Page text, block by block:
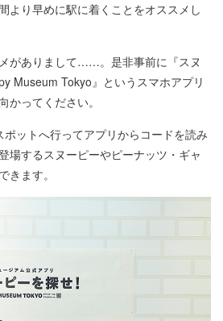
より早めに駅に着くことをオススメし
がありまして……。是非事前に『スヌ
Museum Tokyo』というスマホアプリ
かってください。
ットへ行ってアプリからコードを読み
場するスヌーピーやピーナッツ・ギャ
きます。